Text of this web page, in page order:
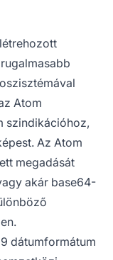
Atom
szindikációhoz,
Az Atom
megadását
akár base64-
dátumformátum